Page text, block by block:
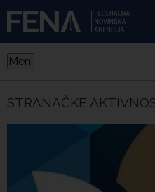
Meni
STRANAČKE